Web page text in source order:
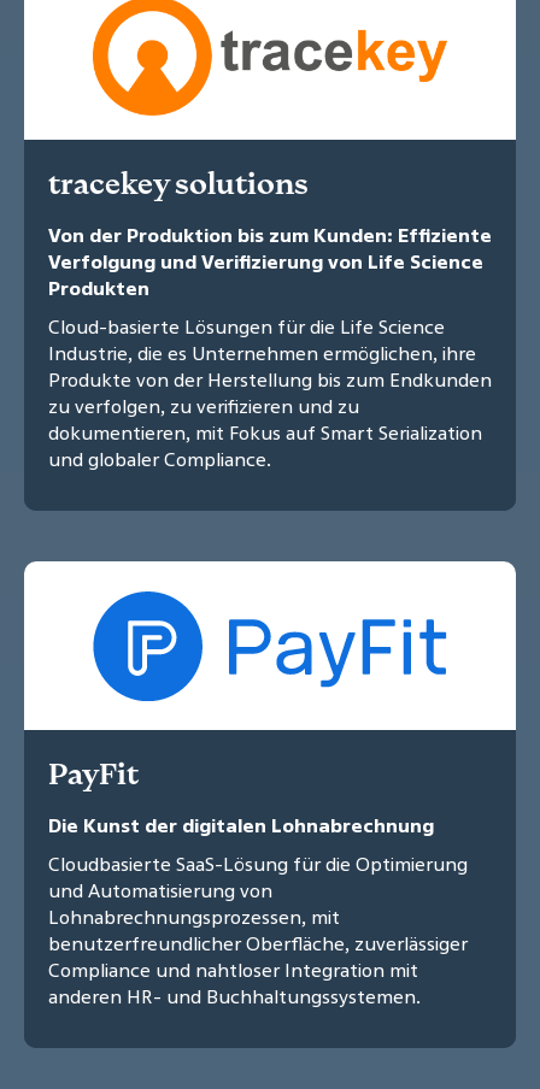
tracekey solutions
Von der Produktion bis zum Kunden: Effiziente
Verfolgung und Verifizierung von Life Science
Produkten
Cloud-basierte Lösungen für die Life Science
Industrie, die es Unternehmen ermöglichen, ihre
Produkte von der Herstellung bis zum Endkunden
zu verfolgen, zu verifizieren und zu
dokumentieren, mit Fokus auf Smart Serialization
und globaler Compliance.
PayFit
Die Kunst der digitalen Lohnabrechnung
Cloudbasierte SaaS-Lösung für die Optimierung
und Automatisierung von
Lohnabrechnungsprozessen, mit
benutzerfreundlicher Oberfläche, zuverlässiger
Compliance und nahtloser Integration mit
anderen HR- und Buchhaltungssystemen.